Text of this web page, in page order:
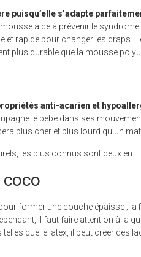
puisqu’elle s’adapte
mousse aide à prévenir le
et rapide pour changer les draps.
plus durable que la mousse
anti-acarien et
le bébé dans ses
plus cher et plus lourd qu’un
les plus connus sont ceux en :
former une couche épaisse ;
il faut faire attention à la
que le latex, il peut créer des